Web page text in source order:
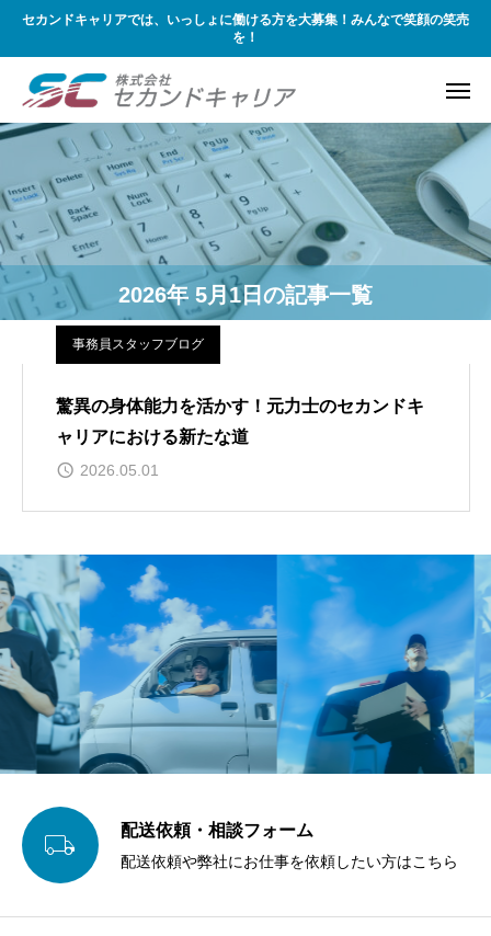
セカンドキャリアでは、いっしょに働ける方を大募集！みんなで笑顔の笑売
を！
2026年 5月1日の記事一覧
事務員スタッフブログ
驚異の身体能力を活かす！元力士のセカンドキ
ャリアにおける新たな道
2026.05.01
 配送依頼・相談フォーム
配送依頼や弊社にお仕事を依頼したい方はこちら